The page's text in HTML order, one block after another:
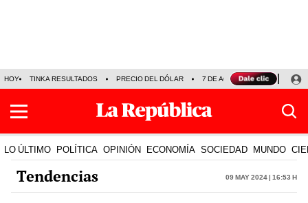
HOY TINKA RESULTADOS PRECIO DEL DÓLAR 7 DE AGOSTO OLLANTA
LO ÚLTIMO POLÍTICA OPINIÓN ECONOMÍA SOCIEDAD MUNDO
Tendencias 09 May 2024 | 16:53 h